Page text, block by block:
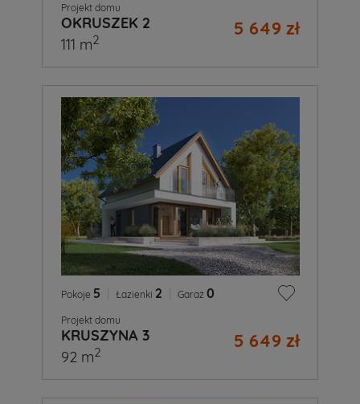
Projekt domu
OKRUSZEK 2 5 649 zł
111 m2
Pokoje 5 Łazienki 2 Garaż 0
Projekt domu
KRUSZYNA 3 5 649 zł
92 m2